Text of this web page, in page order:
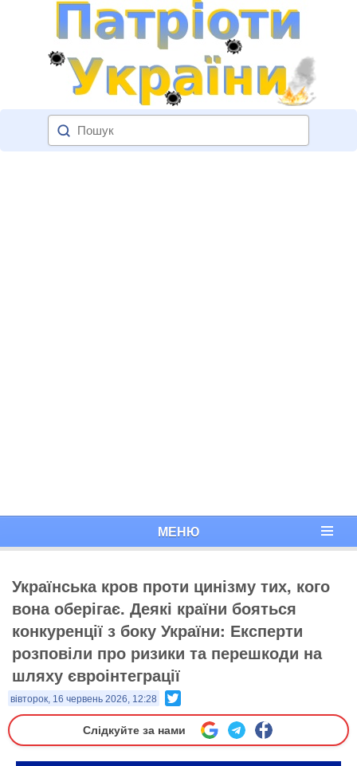
МЕНЮ
Українська кров проти цинізму тих, кого
вона оберігає. Деякі країни бояться
конкуренції з боку України: Експерти
розповіли про ризики та перешкоди на
шляху євроінтеграції
вівторок, 16 червень 2026, 12:28
Слідкуйте за нами